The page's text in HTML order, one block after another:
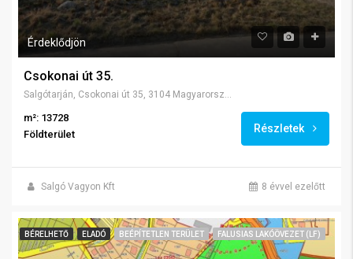
Érdeklődjön
Csokonai út 35.
Salgótarján, Csokonai út 35, 3104 Magyarország
m²: 13728
Földterület
Részletek
Salgó Vagyon Kft 8 évvel ezelőtt
BÉRELHETŐ ELADÓ BEÉPÍTETLEN TERÜLET FALUSIAS LAKÓÖVEZET (LF)